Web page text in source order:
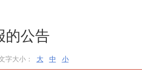
的公告
字大小： 大 中 小